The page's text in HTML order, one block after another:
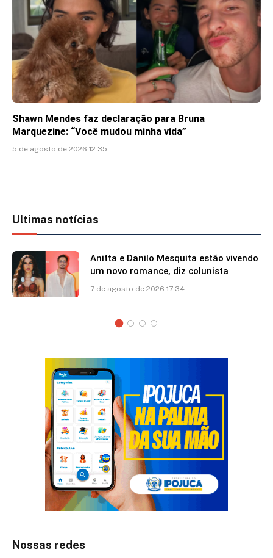
Shawn Mendes faz declaração para Bruna
Marquezine: “Você mudou minha vida”
5 de agosto de 2026 12:35
Ultimas notícias
Anitta e Danilo Mesquita estão vivendo
um novo romance, diz colunista
7 de agosto de 2026 17:34
Nossas redes